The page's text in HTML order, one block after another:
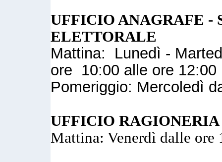
UFFICIO ANAGRAFE -
ELETTORALE
Mattina: Lunedì -
ore 10:00 alle ore 12:00
Pomeriggio: Mercoledì
UFFICIO RAGIONERIA
Mattina: Venerdì dalle ore